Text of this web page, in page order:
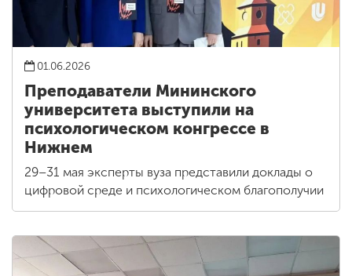
01.06.2026
Преподаватели Мининского
университета выступили на
психологическом конгрессе в
Нижнем
29–31 мая эксперты вуза представили доклады о
цифровой среде и психологическом благополучии